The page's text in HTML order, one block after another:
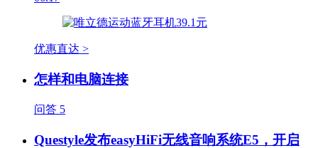
优惠直达 >
怎样和电脑连接
问答 5
Questyle发布easyHiFi无线音响系统E5，开启